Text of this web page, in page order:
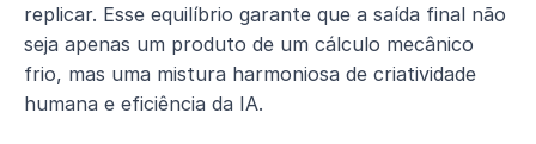
replicar. Esse equilíbrio garante que a saída final não
seja apenas um produto de um cálculo mecânico
frio, mas uma mistura harmoniosa de criatividade
humana e eficiência da IA.